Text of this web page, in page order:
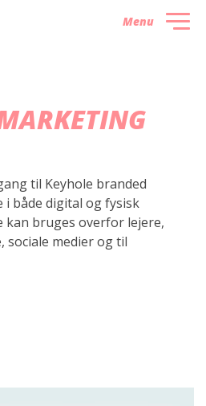
Menu
til Keyhole branded
både digital og fysisk
bruges overfor lejere,
sociale medier og til